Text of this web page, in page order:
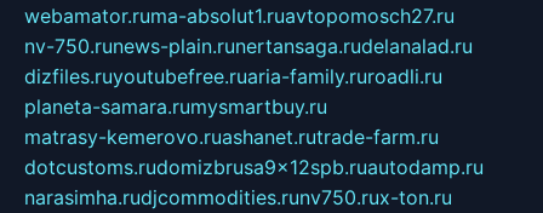
webamator.ruma-absolut1.ruavtopomosch27.ru
nv-750.runews-plain.runertansaga.rudelanalad.ru
dizfiles.ruyoutubefree.ruaria-family.ruroadli.ru
planeta-samara.rumysmartbuy.ru
matrasy-kemerovo.ruashanet.rutrade-farm.ru
dotcustoms.rudomizbrusa9x12spb.ruautodamp.ru
narasimha.rudjcommodities.runv750.rux-ton.ru